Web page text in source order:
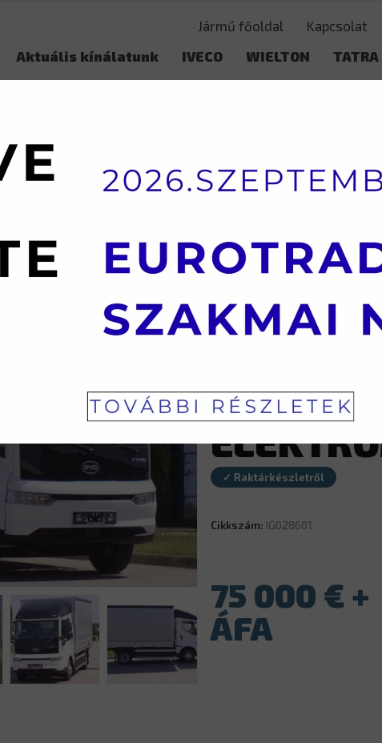
Jármű főoldal Kapcsolat
Aktuális kínálatunk
IVECO WIELTON TATRA
TGK. 7.5 TONNA ALATT BYD – ETM6 BASIC – ÚJ ELEKTROMOS TGK.
BYD –
BASIC – ÚJ
✓ Raktárkészletről
Cikkszám: IG028601
75 000 €